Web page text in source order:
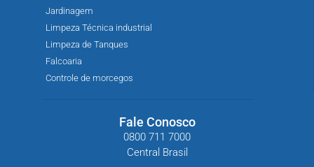
Jardinagem
Limpeza Técnica industrial
Limpeza de Tanques
Falcoaria
Controle de morcegos
Fale Conosco
0800 711 7000
Central Brasil